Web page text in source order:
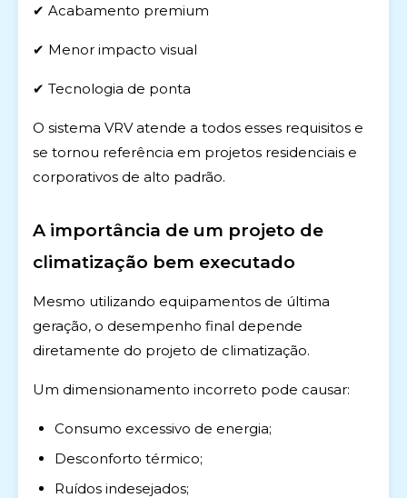
✔ Acabamento premium
✔ Menor impacto visual
✔ Tecnologia de ponta
O sistema VRV atende a todos esses requisitos e
se tornou referência em projetos residenciais e
corporativos de alto padrão.
A importância de um projeto de
climatização bem executado
Mesmo utilizando equipamentos de última
geração, o desempenho final depende
diretamente do projeto de climatização.
Um dimensionamento incorreto pode causar:
Consumo excessivo de energia;
Desconforto térmico;
Ruídos indesejados;